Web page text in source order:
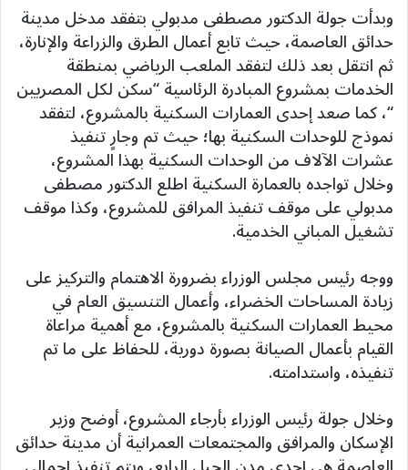
وبدأت جولة الدكتور مصطفى مدبولي بتفقد مدخل مدينة
حدائق العاصمة، حيث تابع أعمال الطرق والزراعة والإنارة،
ثم انتقل بعد ذلك لتفقد الملعب الرياضي بمنطقة
الخدمات بمشروع المبادرة الرئاسية “سكن لكل المصريين
“، كما صعد إحدى العمارات السكنية بالمشروع، لتفقد
نموذج للوحدات السكنية بها؛ حيث تم وجارٍ تنفيذ
عشرات الآلاف من الوحدات السكنية بهذا المشروع،
وخلال تواجده بالعمارة السكنية اطلع الدكتور مصطفى
مدبولي على موقف تنفيذ المرافق للمشروع، وكذا موقف
تشغيل المباني الخدمية.
ووجه رئيس مجلس الوزراء بضرورة الاهتمام والتركيز على
زيادة المساحات الخضراء، وأعمال التنسيق العام في
محيط العمارات السكنية بالمشروع، مع أهمية مراعاة
القيام بأعمال الصيانة بصورة دورية، للحفاظ على ما تم
تنفيذه، واستدامته.
وخلال جولة رئيس الوزراء بأرجاء المشروع، أوضح وزير
الإسكان والمرافق والمجتمعات العمرانية أن مدينة حدائق